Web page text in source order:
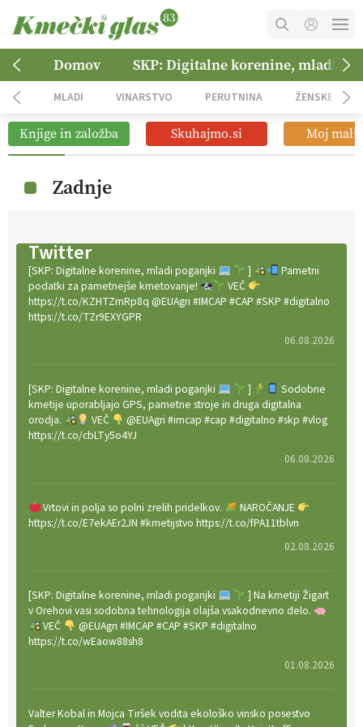
MOJ RAČUN
NAROČITE SE
OGLASNO TRŽENJE
Domov SKP: Digitalne korenine, mladi
MLADI VINARSTVO PERUTNINA ŽENSKE
Knjige in založba Skuhajmo.si Moj mali
Zadnje
Twitter
[SKP: Digitalne korenine, mladi poganjki ]
Pametni
podatki za pametnejše kmetovanje!
VEČ
https://t.co/KZHTZmRp8q @EUAgri #IMCAP #CAP #SKP #digitalno
https://t.co/TZr9EXYGPR
06.08.2026
[SKP: Digitalne korenine, mladi poganjki ]
Sodobne
kmetije uporabljajo GPS, pametne stroje in druga digitalna
orodja.
VEČ
@EUAgri #imcap #cap #digitalno #skp #vlog
https://t.co/cbLTy5o4YJ
06.08.2026
Vrtovi in polja so polni zrelih pridelkov.
NAROČANJE
https://t.co/E7ekAEr2JN #kmetijstvo https://t.co/fPA11tblvn
02.08.2026
[SKP: Digitalne korenine, mladi poganjki
] Na kmetiji Žigart
v Orehovi vasi sodobna tehnologija olajša vsakodnevno delo.
VEČ
@EUAgri #IMCAP #CAP #SKP #digitalno
https://t.co/wEaow88sh8
01.08.2026
Valter Kobal in Mojca Tiršek vodita ekološko vinsko posestvo